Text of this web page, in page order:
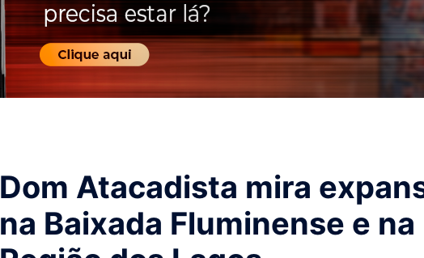
Dom Atacadista mira
na Baixada Fluminense e na